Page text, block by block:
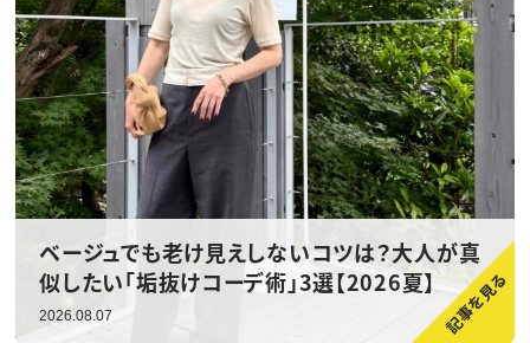
ベージュでも老け見えしないコツは？大人が真
似したい「垢抜けコーデ術」3選【2026夏】
2026.08.07